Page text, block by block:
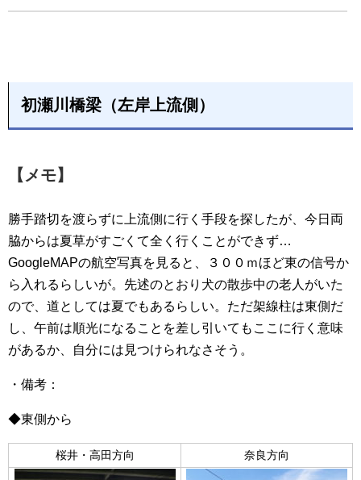
初瀬川橋梁（左岸上流側）
【メモ】
勝手踏切を渡らずに上流側に行く手段を探したが、今日両
脇からは夏草がすごくて全く行くことができず…
GoogleMAPの航空写真を見ると、３００ｍほど東の信号か
ら入れるらしいが。先述のとおり犬の散歩中の老人がいた
ので、道としては夏でもあるらしい。ただ架線柱は東側だ
し、午前は順光になることを差し引いてもここに行く意味
があるか、自分には見つけられなさそう。
・備考：
◆東側から
桜井・高田方向 奈良方向